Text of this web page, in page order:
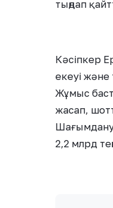
тыңдап
Кәсіпкер
екеуі және
Жұмыс
жасап,
2,2 млрд